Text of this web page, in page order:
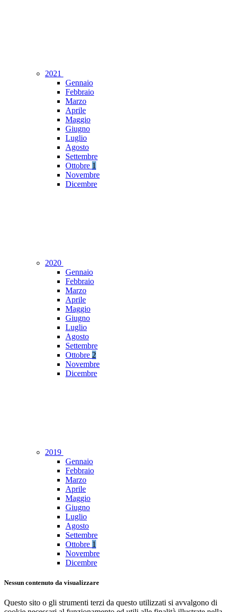
2021
Gennaio
Febbraio
Marzo
Aprile
Maggio
Giugno
Luglio
Agosto
Settembre
Ottobre 1
Novembre
Dicembre
2020
Gennaio
Febbraio
Marzo
Aprile
Maggio
Giugno
Luglio
Agosto
Settembre
Ottobre 2
Novembre
Dicembre
2019
Gennaio
Febbraio
Marzo
Aprile
Maggio
Giugno
Luglio
Agosto
Settembre
Ottobre 1
Novembre
Dicembre
Nessun contenuto da visualizzare
Questo sito o gli strumenti terzi da questo utilizzati si avvalgono di